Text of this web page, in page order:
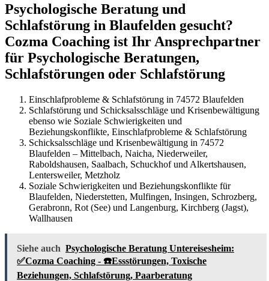
Psychologische Beratung und
Schlafstörung in Blaufelden gesucht?
Cozma Coaching ist Ihr Ansprechpartner
für Psychologische Beratungen,
Schlafstörungen oder Schlafstörung
Einschlafprobleme & Schlafstörung in 74572 Blaufelden
Schlafstörung und Schicksalsschläge und Krisenbewältigung
ebenso wie Soziale Schwierigkeiten und
Beziehungskonflikte, Einschlafprobleme & Schlafstörung
Schicksalsschläge und Krisenbewältigung in 74572
Blaufelden – Mittelbach, Naicha, Niederweiler,
Raboldshausen, Saalbach, Schuckhof und Alkertshausen,
Lentersweiler, Metzholz
Soziale Schwierigkeiten und Beziehungskonflikte für
Blaufelden, Niederstetten, Mulfingen, Insingen, Schrozberg,
Gerabronn, Rot (See) und Langenburg, Kirchberg (Jagst),
Wallhausen
Siehe auch Psychologische Beratung Untereisesheim:
✅Cozma Coaching - ☎️Essstörungen, Toxische
Beziehungen, Schlafstörung, Paarberatung